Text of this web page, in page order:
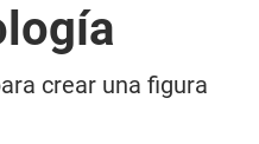
crear una figura